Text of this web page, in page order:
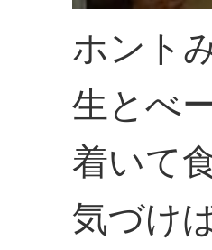
ホント
生とべ
着いて
気づけ